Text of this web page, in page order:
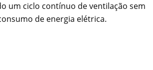
um ciclo contínuo de ventilação sem
de energia elétrica.